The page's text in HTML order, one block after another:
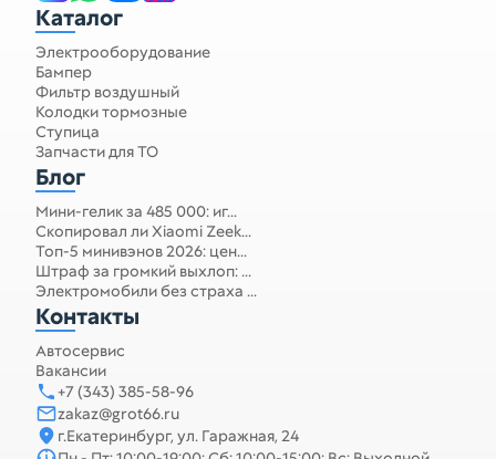
Каталог
Электрооборудование
Бампер
Фильтр воздушный
Колодки тормозные
Ступица
Запчасти для ТО
Блог
Мини-гелик за 485 000: иг...
Скопировал ли Xiaomi Zeek...
Топ-5 минивэнов 2026: цен...
Штраф за громкий выхлоп: ...
Электромобили без страха ...
Контакты
Автосервис
Вакансии
+7 (343) 385-58-96
zakaz@grot66.ru
г.Екатеринбург, ул. Гаражная, 24